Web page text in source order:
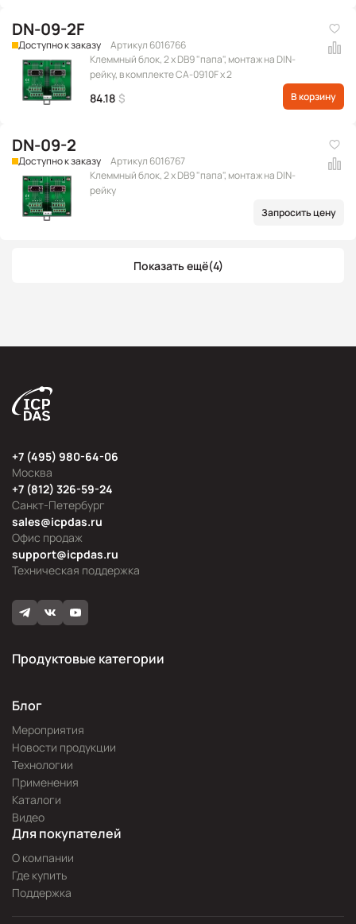
DN-09-2F
Доступно к заказу
Артикул 6016766
Клеммный блок, 2 x DB9 "папа", монтаж на DIN-
рейку, в комплекте CA-0910F x 2
84.18 $ В корзину
DN-09-2
Доступно к заказу
Артикул 6016767
Клеммный блок, 2 x DB9 "папа", монтаж на DIN-
рейку
Запросить цену
Показать ещё(4)
Москва
+7 (495) 980-64-06
Офис продаж
sales@icpdas.ru
Санкт-Петербург
+7 (812) 326-59-24
Техническая поддержка
support@icpdas.ru
Продуктовые категории
Блог
Мероприятия
Новости продукции
Технологии
Применения
Каталоги
Видео
Для покупателей
О компании
Где купить
Поддержка